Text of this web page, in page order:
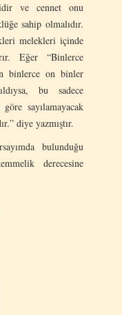
ve cennet onu
sahip olmalıdır.
melekleri içinde
Eğer “Binlerce
binlerce on binler
bu sadece
sayılamayacak
diye yazmıştır.
bulunduğu
derecesine